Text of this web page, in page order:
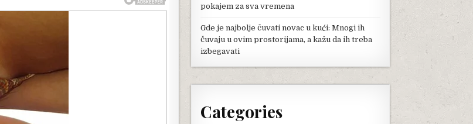
pokajem za sva vremena
Gde je najbolje čuvati novac u kući: Mnogi ih
čuvaju u ovim prostorijama, a kažu da ih treba
izbegavati
Categories